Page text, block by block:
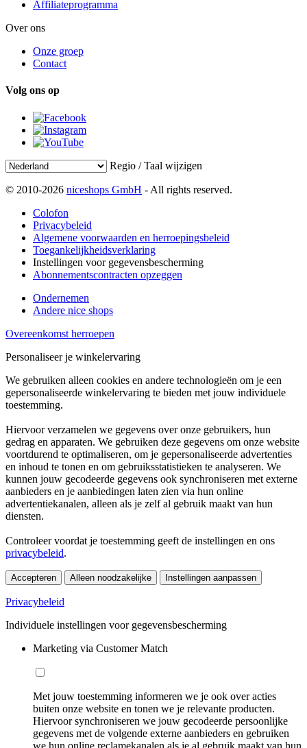
Affiliateprogramma
Over ons
Onze groep
Contact
Volg ons op
Regio / Taal wijzigen
© 2010-2026 niceshops GmbH - All rights reserved.
Colofon
Privacybeleid
Algemene voorwaarden en herroepingsbeleid
Toegankelijkheidsverklaring
Instellingen voor gegevensbescherming
Abonnementscontracten opzeggen
Ondernemen
Andere nice shops
Overeenkomst herroepen
Personaliseer je winkelervaring
We gebruiken alleen cookies en andere technologieën om je een
gepersonaliseerde winkelervaring te bieden met jouw individuele
toestemming.
Hiervoor verzamelen we gegevens over onze gebruikers, hun
gedrag en apparaten. We gebruiken deze gegevens om onze website
voortdurend te optimaliseren, om je gepersonaliseerde advertenties
en inhoud te tonen en om gebruiksstatistieken te analyseren. We
kunnen jouw gecodeerde gegevens ook synchroniseren met externe
aanbieders en je aanbiedingen laten zien via hun online
advertentiekanalen, alleen als je zelf al gebruik maakt van hun
diensten.
Controleer voordat je toestemming geeft de instellingen en ons
privacybeleid.
Accepteren Alleen noodzakelijke Instellingen aanpassen
Privacybeleid
Individuele instellingen voor gegevensbescherming
Marketing via Customer Match
Met jouw toestemming informeren we je ook over acties
buiten onze website en tonen we je relevante producten.
Hiervoor synchroniseren we jouw gecodeerde persoonlijke
gegevens met de volgende externe aanbieders en gebruiken
we hun online reclamekanalen als je al gebruik maakt van hun